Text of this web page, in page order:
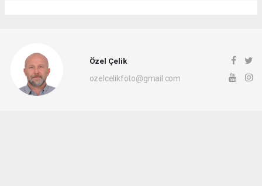
Özel Çelik
ozelcelikfoto@gmail.com